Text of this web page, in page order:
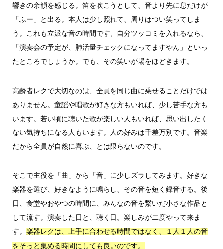
響きの余韻を感じる。笛を吹こうとして、音より先に息だけが
「ふー」と出る。本人は少し照れて、周りはつい笑ってしま
う。これも立派な音の時間です。自分ツッコミを入れるなら、
「演奏会の予定が、肺活量チェックになってますやん」といっ
たところでしょうか。でも、その笑いが場をほどきます。
高齢者レクで大切なのは、全員を同じ曲に乗せることだけでは
ありません。童謡や唱歌が好きな方もいれば、少し苦手な方も
います。若い頃に聴いた歌が楽しい人もいれば、思い出したく
ない気持ちになる人もいます。人の好みは千差万別です。音楽
だから全員が自然に喜ぶ、とは限らないのです。
そこで主役を「曲」から「音」に少しズラしてみます。好きな
楽器を選び、好きなように鳴らし、その音を短く録音する。後
日、食堂やおやつの時間に、みんなの音を繋いだ小さな作品と
して流す。演奏した日と、聴く日。楽しみが二度やって来ま
す。 楽器レクは、上手に合わせる時間ではなく、１人１人の音
をそっと集める時間にしても良いのです。